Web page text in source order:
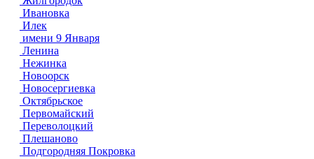
Ивановка
Илек
имени 9 Января
Ленина
Нежинка
Новоорск
Новосергиевка
Октябрьское
Первомайский
Переволоцкий
Плешаново
Подгородняя Покровка